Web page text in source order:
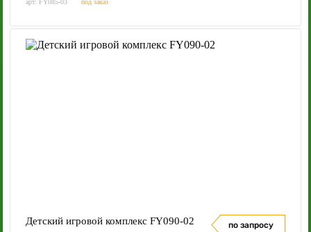
Детский игровой комплекс FY090-02 по запросу